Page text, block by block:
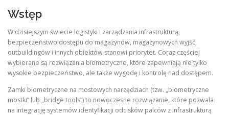
Wstęp
W dzisiejszym świecie logistyki i zarządzania infrastrukturą,
bezpieczeństwo dostępu do magazynów, magazynowych wyjść,
outbuildingów i innych obiektów stanowi priorytet. Coraz częściej
wybierane są rozwiązania biometryczne, które zapewniają nie tylko
wysokie bezpieczeństwo, ale także wygodę i kontrolę nad dostępem.
Zamki biometryczne na mostowych narzędziach (tzw. „biometryczne
mostki” lub „bridge tools”) to nowoczesne rozwiązanie, które pozwala
na integrację systemów identyfikacji odcisków palców z infrastrukturą